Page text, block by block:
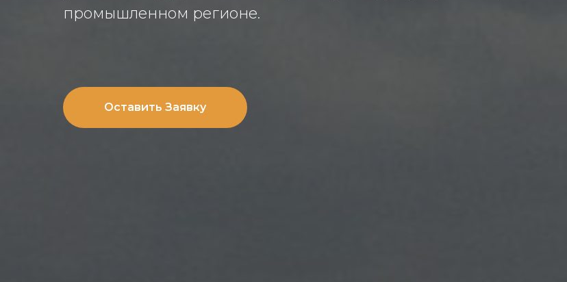
промышленном регионе.
Оставить Заявку